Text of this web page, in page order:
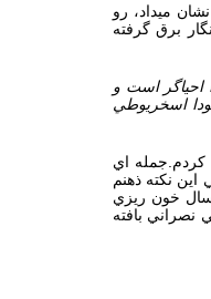
ميداد، رو
برق گرفته
احياگر است و
اسخريوطي
كردم.جمله اي
اين نكته ذهنم
سال خون ريزي
بافته